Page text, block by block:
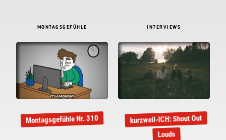
MONTAGSGEFÜHLE
Montagsgefühle Nr. 310
INTERVIEWS
kurzweil-ICH: Shout Out
Louds